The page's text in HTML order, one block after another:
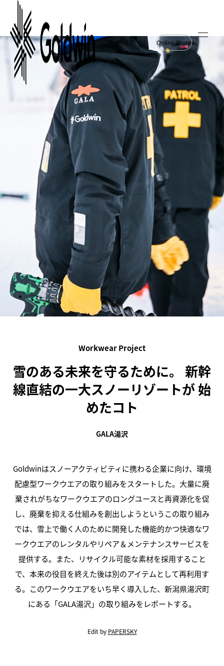
Online Store
Workwear Project
雪のある未来を守るために。 新幹
線直結の一大スノーリゾートが始
めたコト
GALA湯沢
Goldwinはスノーアクティビティに携わる企業に向け、環境
配慮型ワークウエアの取り組みをスタートした。大量に廃
棄されがちなワークウエアのロングユースと再資源化を促
し、廃棄を抑える仕組みを創出しようというこの取り組み
では、雪上で働く人のために開発した機能的かつ快適なワ
ークウエアのレンタルやリペア＆メンテナンスサービスを
提供する。また、リサイクル可能な素材を採用すること
で、本来の役目を終えた後は別のアイテムとして再利用す
る。このワークウエアをいち早く導入した、新潟県湯沢町
にある「GALA湯沢」の取り組みをレポートする。
Edit by PAPERSKY